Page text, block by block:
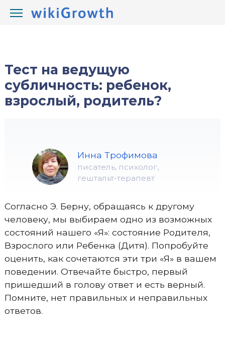
wikiGrowth.com / Тесты / кто я
Тест на ведущую
субличность: ребенок,
взрослый, родитель?
Инна Трофимова
писатель, психолог,
гештальт-терапевт
Согласно Э. Берну, обращаясь к другому
человеку, мы выбираем одно из возможных
состояний нашего «Я»: состояние Родителя,
Взрослого или Ребенка (Дитя). Попробуйте
оценить, как сочетаются эти три «Я» в вашем
поведении. Отвечайте быстро, первый
пришедший в голову ответ и есть верный.
Помните, нет правильных и неправильных
ответов.